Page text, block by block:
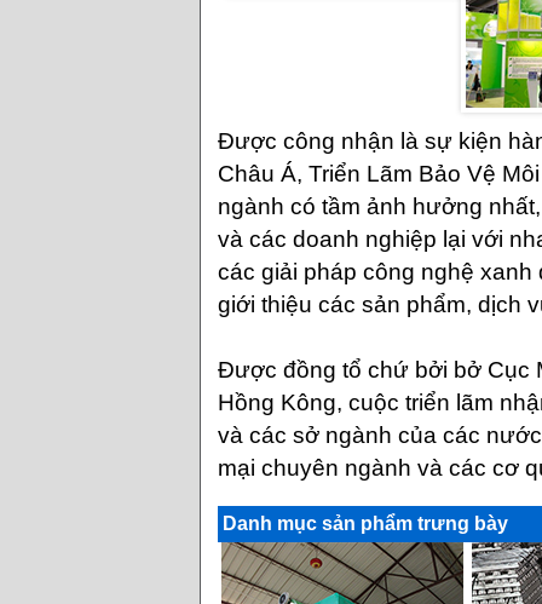
Được công nhận là sự kiện
Châu Á, Triển Lãm Bảo Vệ
ngành có tầm ảnh hưởng
và các doanh nghiệp lại với
các giải pháp công nghệ
giới thiệu các sản phẩm, dịch
Được đồng tổ chứ bởi bở Cục
Hồng Kông, cuộc triển lãm
và các sở ngành của các
mại chuyên ngành và các cơ
Danh mục sản phẩm trưng bày